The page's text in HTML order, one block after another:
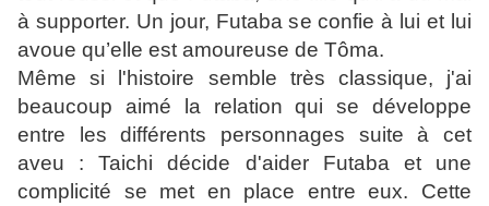
à supporter. Un jour, Futaba se confie à lui et lui
avoue qu’elle est amoureuse de Tôma.
Même si l'histoire semble très classique, j'ai
beaucoup aimé la relation qui se développe
entre les différents personnages suite à cet
aveu : Taichi décide d'aider Futaba et une
complicité se met en place entre eux. Cette